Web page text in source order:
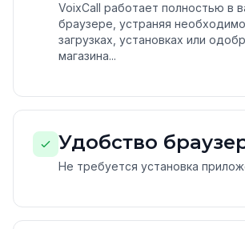
VoixCall работает полностью в
браузере, устраняя
загрузках, установках или
магазина...
Удобство
Не требуется установка